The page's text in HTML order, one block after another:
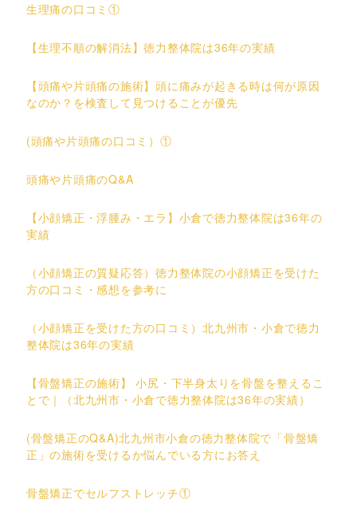
生理痛の口コミ①
【生理不順の解消法】徳力整体院は36年の実績
【頭痛や片頭痛の施術】頭に痛みが起きる時は何が原因
なのか？を検査して見つけることが優先
(頭痛や片頭痛の口コミ）①
頭痛や片頭痛のQ&A
【小顔矯正・浮腫み・エラ】小倉で徳力整体院は36年の
実績
（小顔矯正の質疑応答）徳力整体院の小顔矯正を受けた
方の口コミ・感想を参考に
（小顔矯正を受けた方の口コミ）北九州市・小倉で徳力
整体院は36年の実績
【骨盤矯正の施術】 小尻・下半身太りを骨盤を整えるこ
とで｜（北九州市・小倉で徳力整体院は36年の実績）
(骨盤矯正のQ&A)北九州市小倉の徳力整体院で「骨盤矯
正」の施術を受けるか悩んでいる方にお答え
骨盤矯正でセルフストレッチ①